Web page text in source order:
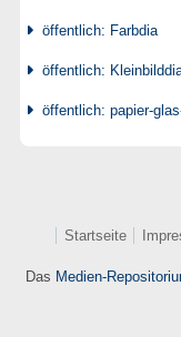
öffentlich: Farbdia
öffentlich:
öffentlich: papier-
Startseite
Das Medien-